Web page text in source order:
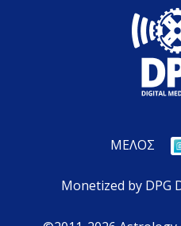
ΜΕΛΟΣ
Monetized by DPG